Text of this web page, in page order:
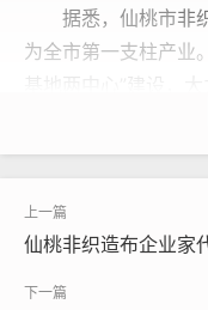
据悉，仙桃市非
为全市第一支柱产业
升级、品牌升级，全
家，从业人员9万余
位、国家外贸转型升
地、中国非织造布产
中国县域产业集群竞
仙桃非织造布企业家